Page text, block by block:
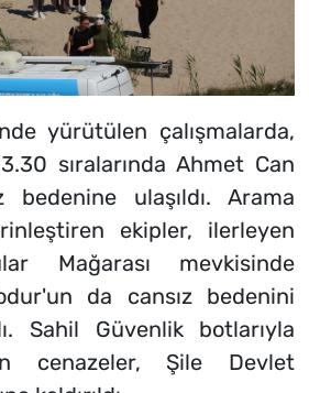
yürütülen çalışmalarda,
sıralarında Ahmet Can
bedenine ulaşıldı. Arama
ekipler, ilerleyen
Mağarası mevkisinde
da cansız bedenini
Sahil Güvenlik botlarıyla
cenazeler, Şile Devlet